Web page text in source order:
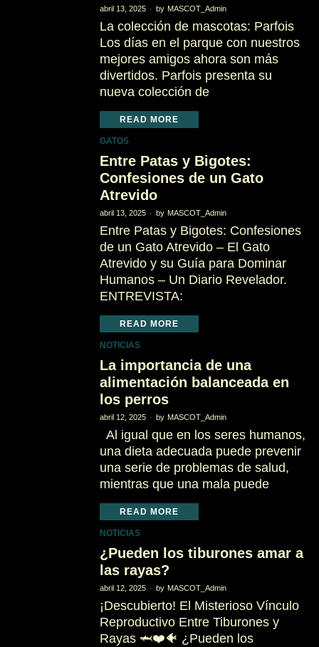
abril 13, 2025 by MASCOT_Admin
La colección de mascotas: Parfois
Los días en el parque con nuestros
mejores amigos ahora son más
divertidos. Parfois presenta su
nueva colección de
READ MORE
GATOS
Entre Patas y Bigotes:
Confesiones de un Gato
Atrevido
abril 13, 2025 by MASCOT_Admin
Entre Patas y Bigotes: Confesiones
de un Gato Atrevido – El Gato
Atrevido y su Guía para Dominar
Humanos – Un Diario Revelador.
ENTREVISTA:
READ MORE
NOTICIAS
La importancia de una
alimentación balanceada en
los perros
abril 12, 2025 by MASCOT_Admin
Al igual que en los seres humanos,
una dieta adecuada puede prevenir
una serie de problemas de salud,
mientras que una mala puede
READ MORE
NOTICIAS
¿Pueden los tiburones amar a
las rayas?
abril 12, 2025 by MASCOT_Admin
¡Descubierto! El Misterioso Vínculo
Reproductivo Entre Tiburones y
Rayas 🦈❤️🐠 ¿Pueden los